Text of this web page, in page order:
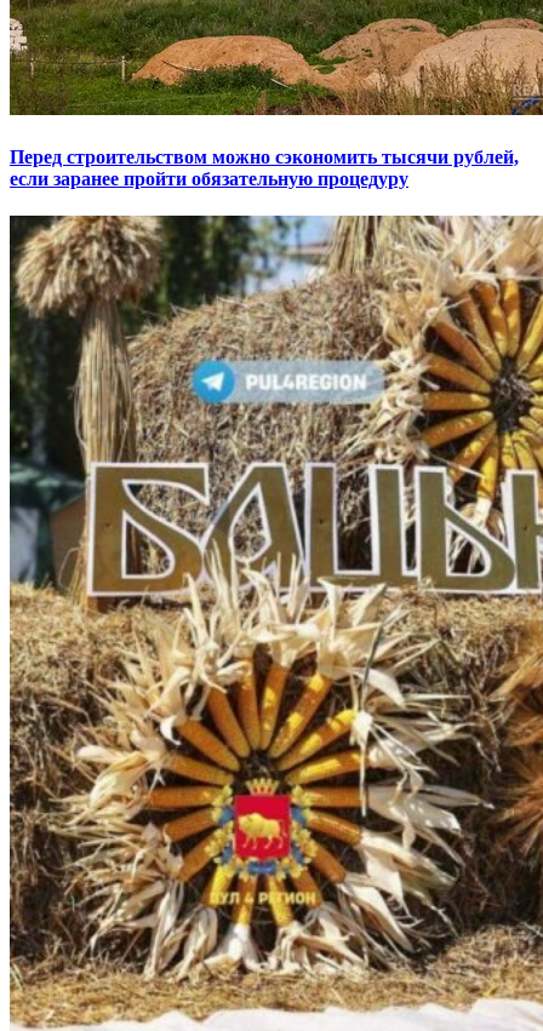
Перед строительством можно сэкономить тысячи рублей,
если заранее пройти обязательную процедуру